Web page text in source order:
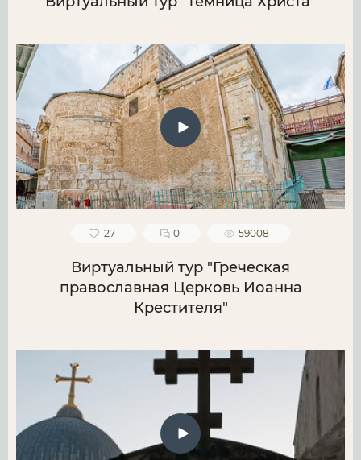
27 0 59008
Виртуальный тур "Греческая
православная Церковь Иоанна
Крестителя"